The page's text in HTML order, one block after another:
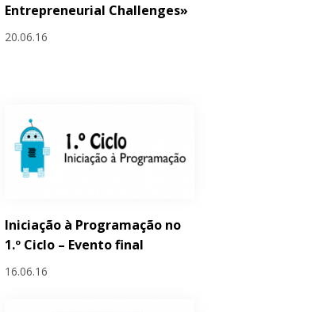
Entrepreneurial Challenges»
20.06.16
Iniciação à Programação no
1.º Ciclo – Evento final
16.06.16